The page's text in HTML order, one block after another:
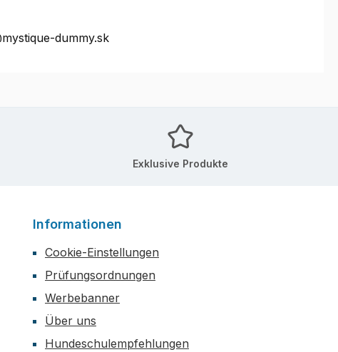
dummy.sk
Exklusive Produkte
Informationen
Cookie-Einstellungen
Prüfungsordnungen
Werbebanner
Über uns
Hundeschulempfehlungen